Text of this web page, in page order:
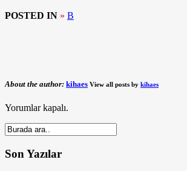
POSTED IN » B
About the author: kihaes View all posts by kihaes
Yorumlar kapalı.
Son Yazılar